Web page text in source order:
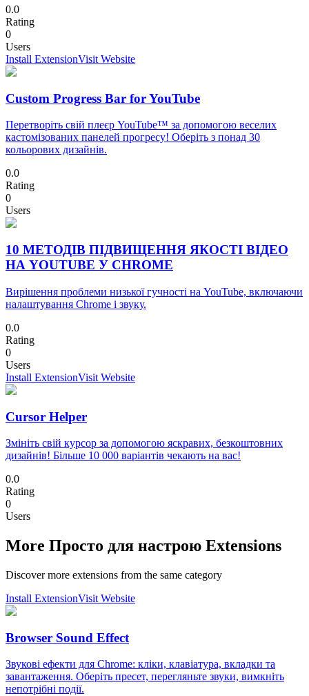
0.0
Rating
0
Users
Install ExtensionVisit Website
Custom Progress Bar for YouTube
Перетворіть свій плеєр YouTube™ за допомогою веселих
кастомізованих панелей прогресу! Оберіть з понад 30
кольорових дизайнів.
0.0
Rating
0
Users
10 МЕТОДІВ ПІДВИЩЕННЯ ЯКОСТІ ВІДЕО
НА YOUTUBE У CHROME
Вирішення проблеми низької гучності на YouTube, включаючи
налаштування Chrome і звуку.
0.0
Rating
0
Users
Install ExtensionVisit Website
Cursor Helper
Змініть свій курсор за допомогою яскравих, безкоштовних
дизайнів! Більше 10 000 варіантів чекають на вас!
0.0
Rating
0
Users
More Просто для настрою Extensions
Discover more extensions from the same category
Install ExtensionVisit Website
Browser Sound Effect
Звукові ефекти для Chrome: кліки, клавіатура, вкладки та
завантаження. Оберіть пресет, перегляньте звуки, вимкніть
непотрібні події.